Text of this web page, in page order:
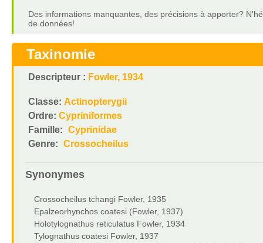
Des informations manquantes, des précisions à apporter?
de données!
Taxinomie
Descripteur : Fowler, 1934
Classe: Actinopterygii
Ordre: Cypriniformes
Famille: Cyprinidae
Genre: Crossocheilus
Synonymes
Crossocheilus tchangi Fowler, 1935
Epalzeorhynchos coatesi (Fowler, 1937)
Holotylognathus reticulatus Fowler, 1934
Tylognathus coatesi Fowler, 1937